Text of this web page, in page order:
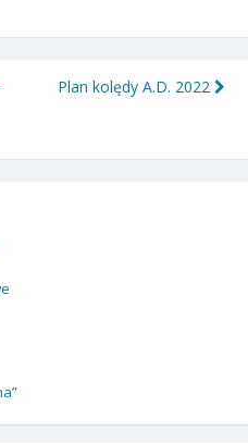
Plan kolędy A.D. 2022